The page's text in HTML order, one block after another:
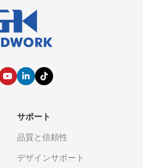
サポート
品質と信頼性
デザインサポート